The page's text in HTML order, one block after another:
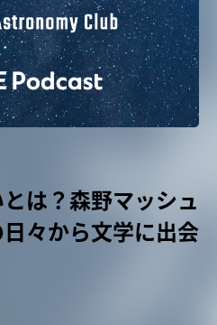
は？森野マッシュ
々から文学に出会